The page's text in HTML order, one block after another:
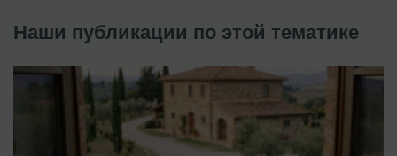
Наши публикации по этой тематике